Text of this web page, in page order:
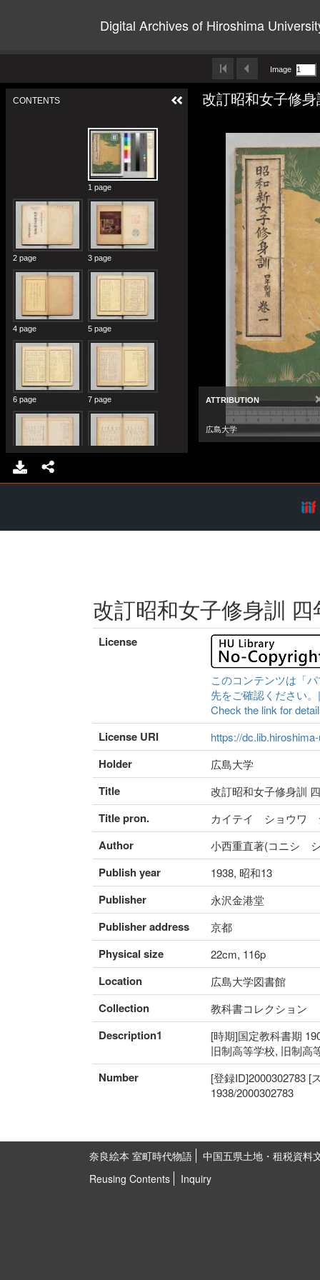
Digital Archives of Hiroshima
改訂昭和女子修身訓
License
このコンテンツは「
先をご確認ください
Check the link for
License URI https://
Holder 広島大学
Title 改訂昭和女子修身訓
Title pron. カイテイ ショウワ
Author 小西重直著(コニシ
Publish year 1938, 昭和13
Publisher 永沢金港堂
Publisher address 京都
Physical size 22cm, 116p
Location 広島大学図書館
Collection 教科書コレクション
Description1
[時期]国定教科書期
旧制高等学校, 旧制高
Number
[登録ID]2000302783 [
1938/2000302783
奈良絵本 室町時代物語
中国五県土地・租税資料
Reusing Contents
Inquiry